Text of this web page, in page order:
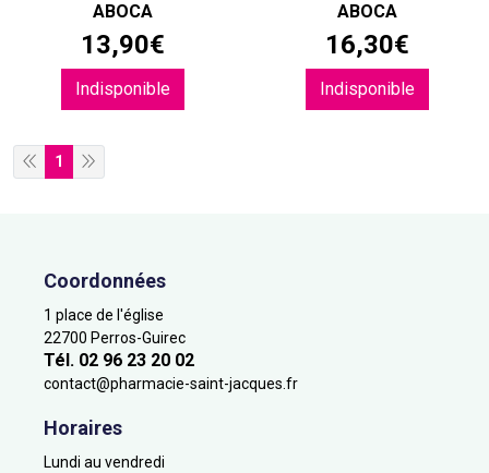
ABOCA
13,90€
Indisponible
ABOCA
16,30€
Indisponible
1
Coordonnées
1 place de l'église
22700 Perros-Guirec
Tél. 02 96 23 20 02
contact@pharmacie-saint-jacques.fr
Horaires
Lundi au vendredi